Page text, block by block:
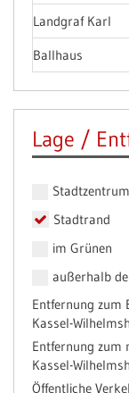
Landgraf Karl
Ballhaus
Lage /
Stadtzentrum
Stadtrand
im Grünen
außerhalb
Entfernung zum
Kassel-
Entfernung zum
Kassel-
Öffentliche